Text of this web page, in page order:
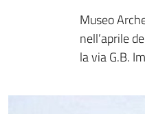
Museo
nell’aprile
la via G.B.